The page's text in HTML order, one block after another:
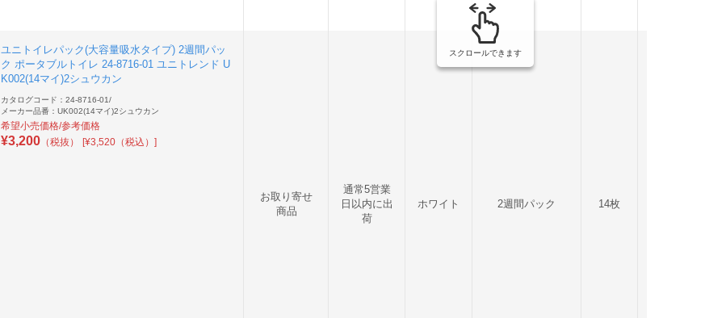
ユニトイレパック(大容量吸水タイプ) 2週間パッ
ク ポータブルトイレ 24-8716-01 ユニトレンド U
K002(14マイ)2シュウカン
カタログコード：24-8716-01/
メーカー品番：UK002(14マイ)2シュウカン
希望小売価格/参考価格
¥3,200 （税抜） [¥3,520（税込）]
お取り寄せ
商品
通常5営業
日以内に出
荷
ホワイト 2週間パック 14枚
スクロールできます